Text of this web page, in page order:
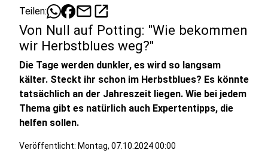
Teilen: mailopen_in_new
Von Null auf Potting: "Wie bekommen
wir Herbstblues weg?"
Die Tage werden dunkler, es wird so langsam
kälter. Steckt ihr schon im Herbstblues? Es könnte
tatsächlich an der Jahreszeit liegen. Wie bei jedem
Thema gibt es natürlich auch Expertentipps, die
helfen sollen.
Veröffentlicht: Montag, 07.10.2024 00:00